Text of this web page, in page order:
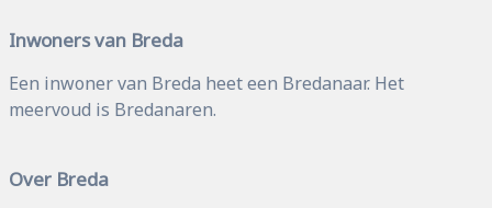
Inwoners van Breda
Een inwoner van Breda heet een Bredanaar. Het
meervoud is Bredanaren.
Over Breda